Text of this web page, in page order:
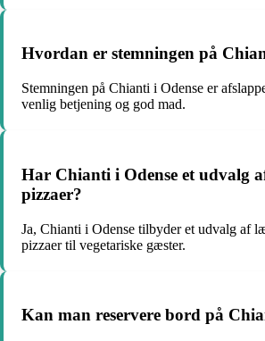
Hvordan er stemningen på
Stemningen på Chianti i Odense er
venlig betjening og god mad.
Har Chianti i Odense et udvalg
pizzaer?
Ja, Chianti i Odense tilbyder et udvalg af
pizzaer til vegetariske gæster.
Kan man reservere bord på